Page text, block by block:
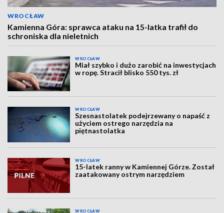
WROCŁAW
Kamienna Góra: sprawca ataku na 15-latka trafił do
schroniska dla nieletnich
WROCŁAW
Miał szybko i dużo zarobić na inwestycjach
w ropę. Stracił blisko 550 tys. zł
WROCŁAW
Szesnastolatek podejrzewany o napaść z
użyciem ostrego narzędzia na
piętnastolatka
WROCŁAW
15-latek ranny w Kamiennej Górze. Został
zaatakowany ostrym narzędziem
WROCŁAW